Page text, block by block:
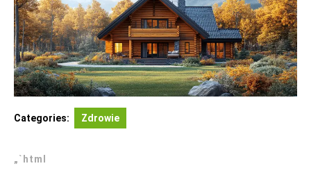
Categories: Zdrowie
„`html